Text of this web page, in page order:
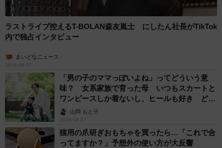
ラストライブ控えるT-BOLAN森友嵐士 にしたん社長がTikTok
内で独占インタビュー
まいどなニュース
2026.08.07
「男の子のママっぽいよね」ってどういう意
味？ 女系家族で育った母 いつもスカートと
ワンピースしか着ないし、ヒールも好き どの
へんが…
山岡 もと子
2026.08.07
猫用の爪研ぎおもちゃを買ったら…「これで合
ってますか？」予想外の使い方が大反響